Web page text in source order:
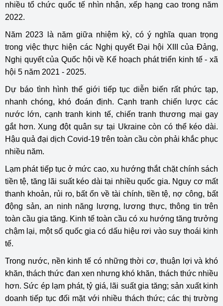
nhiều tổ chức quốc tế nhìn nhận, xếp hạng cao trong năm
2022.
Năm 2023 là năm giữa nhiệm kỳ, có ý nghĩa quan trọng
trong việc thực hiện các Nghị quyết Đại hội XIII của Đảng,
Nghị quyết của Quốc hội về Kế hoạch phát triển kinh tế - xã
hội 5 năm 2021 - 2025.
Dự báo tình hình thế giới tiếp tục diễn biến rất phức tạp,
nhanh chóng, khó đoán định. Cạnh tranh chiến lược các
nước lớn, cạnh tranh kinh tế, chiến tranh thương mại gay
gắt hơn. Xung đột quân sự tại Ukraine còn có thể kéo dài.
Hậu quả đại dịch Covid-19 trên toàn cầu còn phải khắc phục
nhiều năm.
Lạm phát tiếp tục ở mức cao, xu hướng thắt chặt chính sách
tiền tệ, tăng lãi suất kéo dài tại nhiều quốc gia. Nguy cơ mất
thanh khoản, rủi ro, bất ổn về tài chính, tiền tệ, nợ công, bất
động sản, an ninh năng lượng, lương thực, thông tin trên
toàn cầu gia tăng. Kinh tế toàn cầu có xu hướng tăng trưởng
chậm lại, một số quốc gia có dấu hiệu rơi vào suy thoái kinh
tế.
Trong nước, nền kinh tế có những thời cơ, thuận lợi và khó
khăn, thách thức đan xen nhưng khó khăn, thách thức nhiều
hơn. Sức ép lạm phát, tỷ giá, lãi suất gia tăng; sản xuất kinh
doanh tiếp tục đối mặt với nhiều thách thức; các thị trường